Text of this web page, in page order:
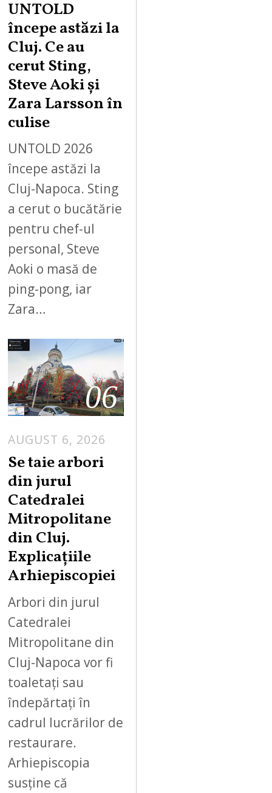
UNTOLD
începe astăzi la
Cluj. Ce au
cerut Sting,
Steve Aoki și
Zara Larsson în
culise
UNTOLD 2026
începe astăzi la
Cluj-Napoca. Sting
a cerut o bucătărie
pentru chef-ul
personal, Steve
Aoki o masă de
ping-pong, iar
Zara…
06
AUGUST 6, 2026
Se taie arbori
din jurul
Catedralei
Mitropolitane
din Cluj.
Explicațiile
Arhiepiscopiei
Arbori din jurul
Catedralei
Mitropolitane din
Cluj-Napoca vor fi
toaletați sau
îndepărtați în
cadrul lucrărilor de
restaurare.
Arhiepiscopia
susține că